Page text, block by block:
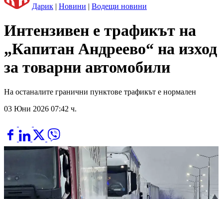
Дарик | Новини | Водещи новини
Интензивен е трафикът на
„Капитан Андреево“ на изход
за товарни автомобили
На останалите гранични пунктове трафикът е нормален
03 Юни 2026 07:42 ч.